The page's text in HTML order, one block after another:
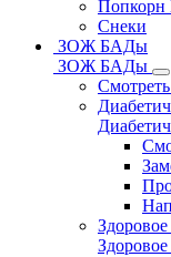
Попкорн
Снеки
ЗОЖ БАДы
ЗОЖ БАДы
Смотреть